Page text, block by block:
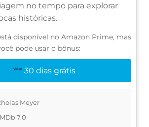
no tempo para explorar
históricas.
disponível no Amazon Prime, mas
pode usar o bônus:
30 dias grátis
Meyer
7.0